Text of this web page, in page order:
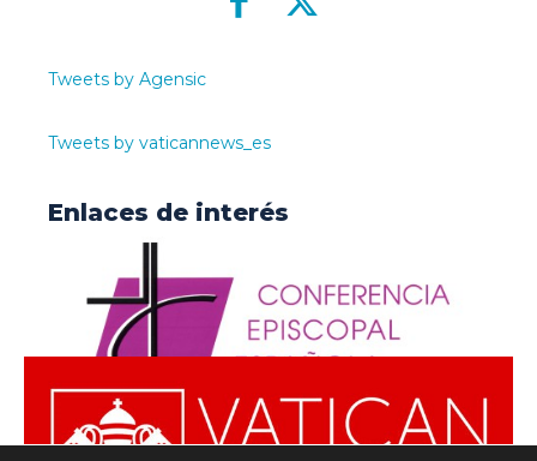
Tweets by Agensic
Tweets by vaticannews_es
Enlaces de interés